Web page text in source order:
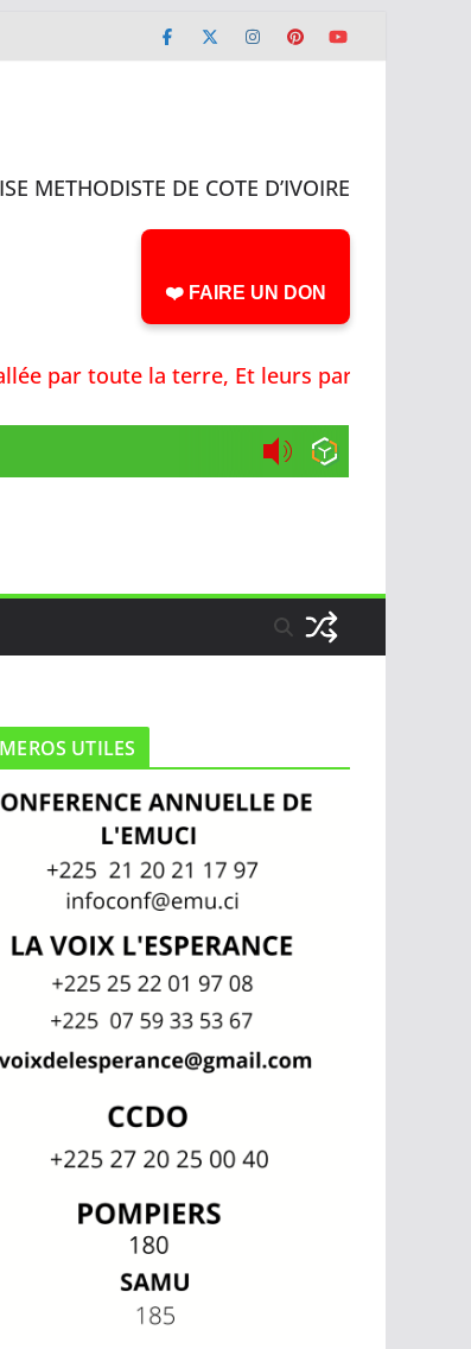
METHODISTE DE COTE D’IVOIRE
❤️ FAIRE UN DON
toute la terre, Et leurs paroles jusqu'aux
UTILES